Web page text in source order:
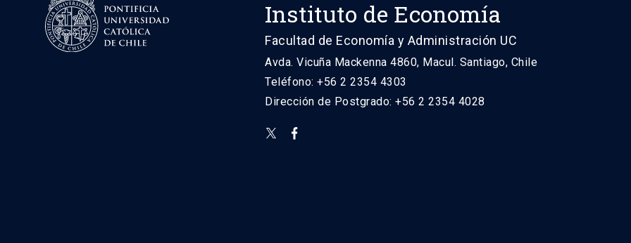
Instituto de Economía
Facultad de Economía y Administración UC
Avda. Vicuña Mackenna 4860, Macul. Santiago, Chile
Teléfono: +56 2 2354 4303
Dirección de Postgrado: +56 2 2354 4028